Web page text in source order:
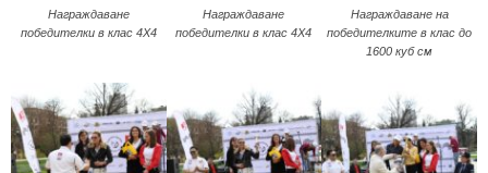
Награждаване
победителки в клас 4X4
Награждаване
победителки в клас 4X4
Награждаване на
победителките в клас до
1600 куб см